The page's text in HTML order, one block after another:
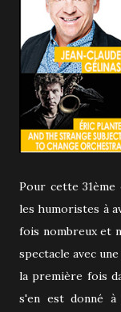
Pour cette 31ème édition qui avait lieu les 16 et 17 février,
les humoristes à
fois nombreux et
spectacle avec
la première fois
s'en est donné à